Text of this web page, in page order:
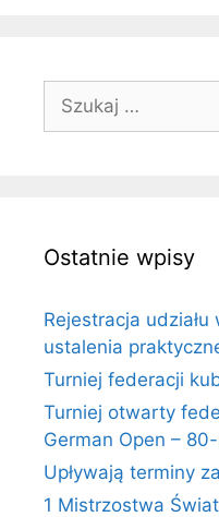
Ostatnie wpisy
Rejestracja
ustalenia
Turniej federacji
Turniej otwarty
German Open –
Upływają terminy
1 Mistrzostwa